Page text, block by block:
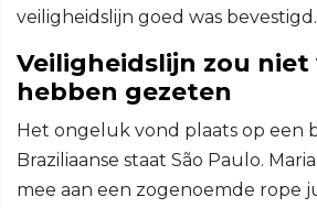
veiligheidslijn goed was bevestigd.
Veiligheidslijn zou niet
hebben gezeten
Het ongeluk vond plaats op een
Braziliaanse staat São Paulo.
mee aan een zogenoemde rope